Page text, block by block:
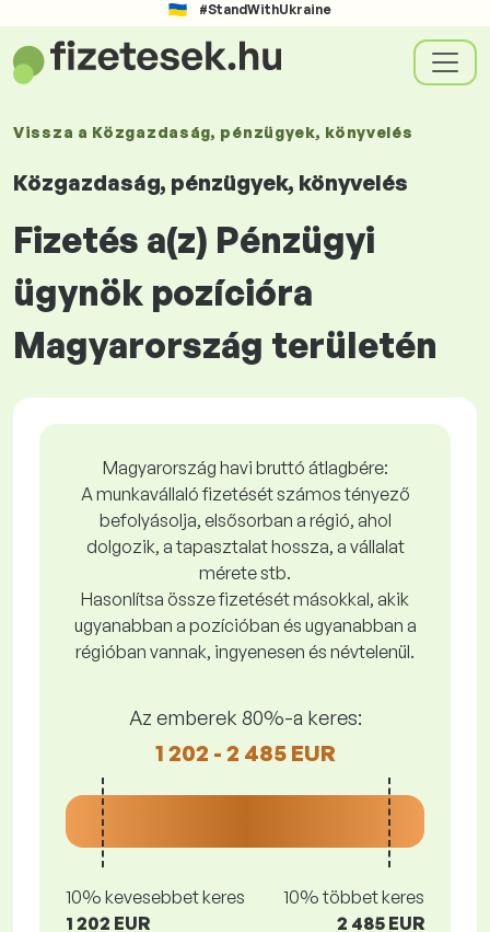
#StandWithUkraine
Vissza a Közgazdaság, pénzügyek, könyvelés
Közgazdaság, pénzügyek, könyvelés
Fizetés a(z) Pénzügyi
ügynök pozícióra
Magyarország területén
Magyarország havi bruttó átlagbére:
A munkavállaló fizetését számos tényező
befolyásolja, elsősorban a régió, ahol
dolgozik, a tapasztalat hossza, a vállalat
mérete stb.
Hasonlítsa össze fizetését másokkal, akik
ugyanabban a pozícióban és ugyanabban a
régióban vannak, ingyenesen és névtelenül.
Az emberek 80%-a keres:
1 202 - 2 485 EUR
10% kevesebbet keres
1 202 EUR
10% többet keres
2 485 EUR